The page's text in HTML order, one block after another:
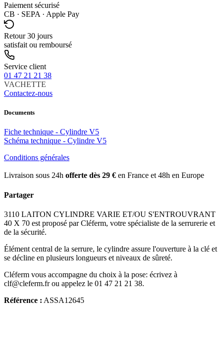
Paiement sécurisé
CB · SEPA · Apple Pay
Retour 30 jours
satisfait ou remboursé
Service client
01 47 21 21 38
VACHETTE
Contactez-nous
Documents
Fiche technique - Cylindre V5
Schéma technique - Cylindre V5
Conditions générales
Livraison sous 24h offerte dès 29 € en France et 48h en Europe
Partager
3110 LAITON CYLINDRE VARIE ET/OU S'ENTROUVRANT
40 X 70 est proposé par Cléferm, votre spécialiste de la serrurerie et
de la sécurité.
Élément central de la serrure, le cylindre assure l'ouverture à la clé et
se décline en plusieurs longueurs et niveaux de sûreté.
Cléferm vous accompagne du choix à la pose: écrivez à
clf@cleferm.fr ou appelez le 01 47 21 21 38.
Référence : ASSA12645